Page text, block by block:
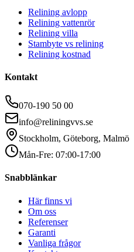
Relining avlopp
Relining vattenrör
Relining villa
Stambyte vs relining
Relining kostnad
Kontakt
070-190 50 00
info@reliningvvs.se
Stockholm, Göteborg, Malmö
Mån-Fre: 07:00-17:00
Snabblänkar
Här finns vi
Om oss
Referenser
Garanti
Vanliga frågor